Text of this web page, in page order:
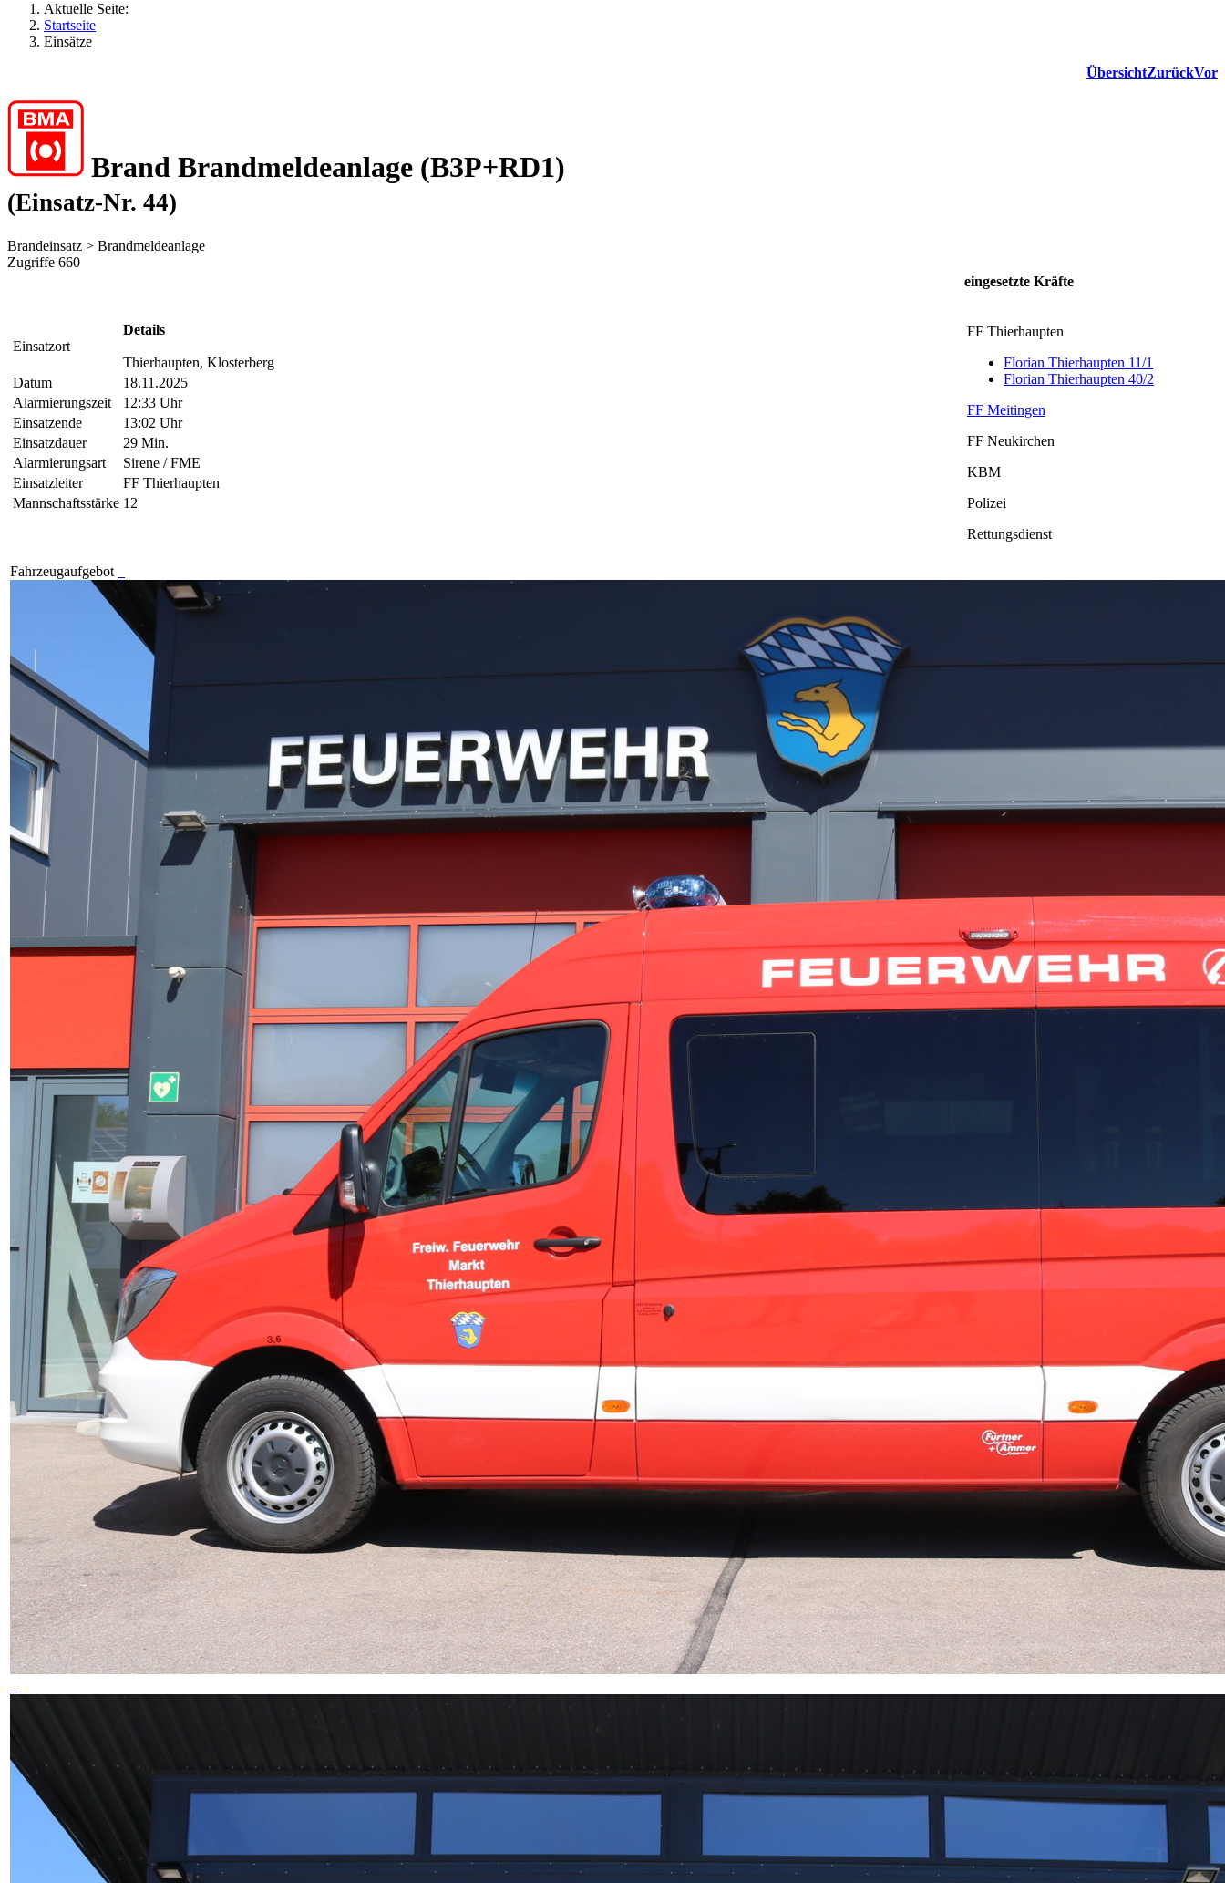
Aktuelle Seite:
Startseite
Einsätze
ÜbersichtZurückVor
Brand Brandmeldeanlage (B3P+RD1)
(Einsatz-Nr. 44)
Brandeinsatz > Brandmeldeanlage
Zugriffe 660
Einsatzort
Details
Thierhaupten, Klosterberg
Datum
18.11.2025
Alarmierungszeit
12:33 Uhr
Einsatzende
13:02 Uhr
Einsatzdauer
29 Min.
Alarmierungsart
Sirene / FME
Einsatzleiter
FF Thierhaupten
Mannschaftsstärke 12
eingesetzte Kräfte
FF Thierhaupten
Florian Thierhaupten 11/1
Florian Thierhaupten 40/2
FF Meitingen
FF Neukirchen
KBM
Polizei
Rettungsdienst
Fahrzeugaufgebot